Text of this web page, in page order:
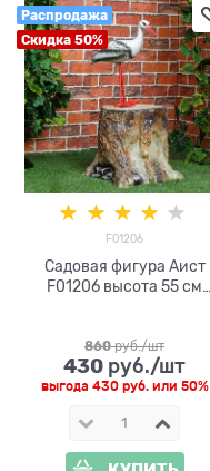
Распродажа
Скидка 50%
F01206
Садовая фигура Аист
F01206 высота 55 см
860 руб./шт
430 руб./шт
выгода 430 руб.или 50%